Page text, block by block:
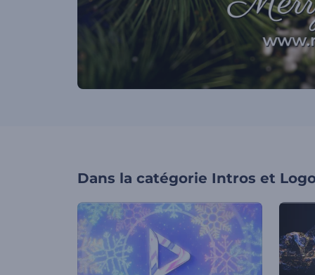
Dans la catégorie Intros et